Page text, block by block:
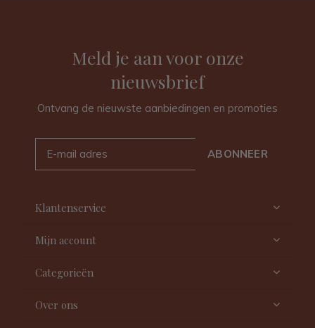
Meld je aan voor onze
nieuwsbrief
Ontvang de nieuwste aanbiedingen en promoties
ABONNEER
Klantenservice
Mijn account
Categorieën
Over ons